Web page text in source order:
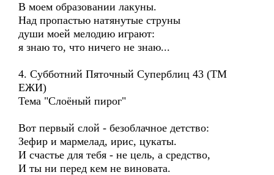
В моем образовании лакуны.
Над пропастью натянутые струны
души моей мелодию играют:
я знаю то, что ничего не знаю...
4. Субботний Пяточный Суперблиц 43 (ТМ
ЕЖИ)
Тема "Слоёный пирог"
Вот первый слой - безоблачное детство:
Зефир и мармелад, ирис, цукаты.
И счастье для тебя - не цель, а средство,
И ты ни перед кем не виновата.